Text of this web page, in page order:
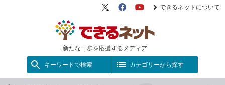
新たな一歩を応援するメディア
X（旧
FacebookYouTube
できるネットについて
キーワードで検索 カテゴリーから探す